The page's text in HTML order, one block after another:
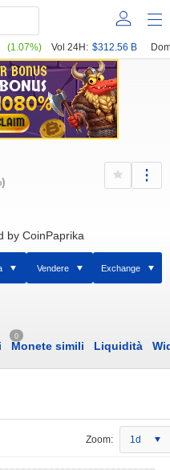
(1.07%) Vol 24H: $312.56 B
by CoinPaprika
Vendere Exchange
0
Monete simili Liquidità
Zoom: 1d